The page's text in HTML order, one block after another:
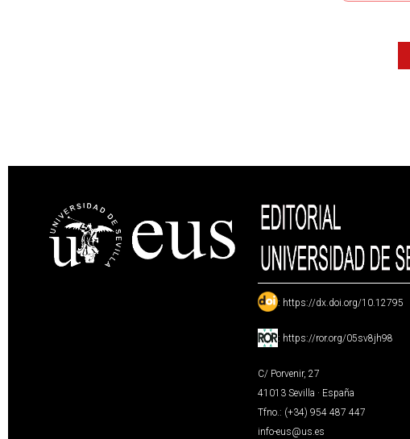
: https://dx.doi.org/10.12795
: https://ror.org/05sv8jh98
C/ Porvenir, 27
41013 Sevilla · España
Tfno.: (+34) 954 487 447
info-eus@us.es